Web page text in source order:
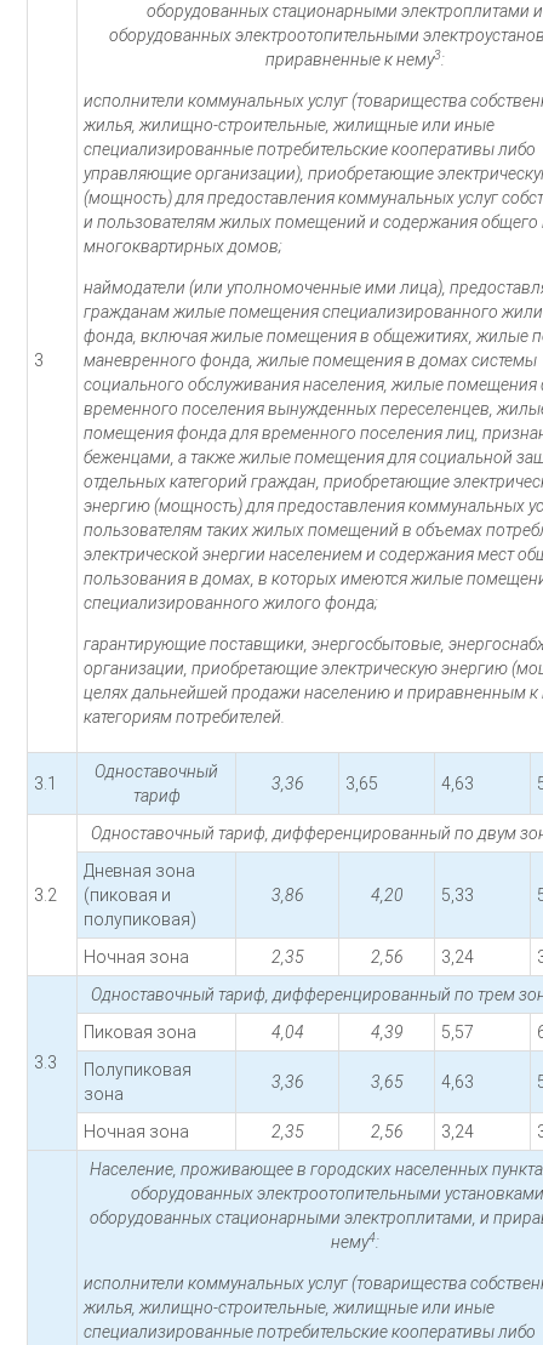
3
оборудованных стационарными электроплитами
оборудованных электроотопительными
приравненные к нему3:
исполнители коммунальных услуг (товарищества
жилья, жилищно-строительные, жилищные или иные
специализированные потребительские кооперативы либо
управляющие организации), приобретающие
(мощность) для предоставления коммунальных услуг
и пользователям жилых помещений и содержания общего
многоквартирных домов;
наймодатели (или уполномоченные ими лица),
гражданам жилые помещения специализированного
фонда, включая жилые помещения в общежитиях, жилые
маневренного фонда, жилые помещения в домах системы
социального обслуживания населения, жилые помещения
временного поселения вынужденных переселенцев,
помещения фонда для временного поселения лиц,
беженцами, а также жилые помещения для социальной
отдельных категорий граждан, приобретающие
энергию (мощность) для предоставления коммунальных
пользователям таких жилых помещений в объемах
электрической энергии населением и содержания мест
пользования в домах, в которых имеются жилые
специализированного жилого фонда;
гарантирующие поставщики, энергосбытовые,
организации, приобретающие электрическую энергию
целях дальнейшей продажи населению и приравненным к
категориям потребителей.
3.1
Одноставочный
тариф
3,36 3,65 4,63
3.2
Одноставочный тариф, дифференцированный по двум
Дневная зона
(пиковая и
полупиковая)
3,86 4,20 5,33
Ночная зона 2,35 2,56 3,24
3.3
Одноставочный тариф, дифференцированный по трем
Пиковая зона
4,04 4,39 5,57
Полупиковая
зона
3,36 3,65 4,63
Ночная зона 2,35 2,56 3,24
Население, проживающее в городских населенных
оборудованных электроотопительными
оборудованных стационарными электроплитами, и
нему4:
исполнители коммунальных услуг (товарищества
жилья, жилищно-строительные, жилищные или иные
специализированные потребительские кооперативы либо